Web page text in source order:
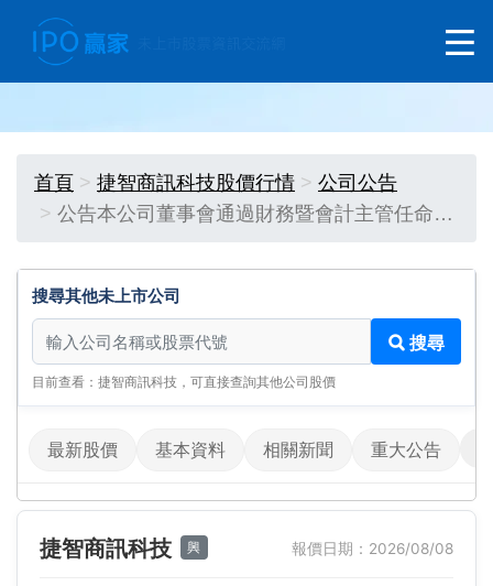
首頁 捷智商訊科技股價行情
公司公告
公告本公司董事會通過財務暨會計主管任命…
搜尋其他未上市公司
搜尋其他未上市公司
搜尋
目前查看：捷智商訊科技，可直接查詢其他公司股價
最新股價 基本資料 相關新聞 重大公告
捷智商訊科技 興 報價日期：2026/08/08